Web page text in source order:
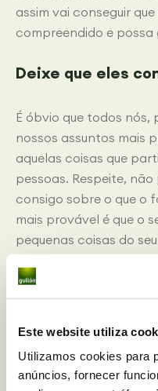
Este website utiliza
Utilizamos cookies para
anúncios, fornecer
assim vai conseguir
compreendido e
Deixe que eles
É óbvio que todos nós,
nossos assuntos mais
aquelas coisas que
pessoas. Respeite,
consigo sobre o que o
mais provável é que o
pequenas coisas do
ou até partilham
pouco a pouco irá
Se vos pedirem
sempre de forma